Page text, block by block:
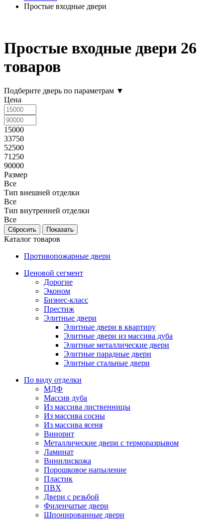
Простые входные двери
Простые входные двери 26
товаров
Подберите дверь по параметрам ▼
Цена
15000
33750
52500
71250
90000
Размер
Все
Тип внешней отделки
Все
Тип внутренней отделки
Все
Каталог товаров
Противопожарные двери
Ценовой сегмент
Дорогие
Эконом
Бизнес-класс
Престиж
Элитные двери
Элитные двери в квартиру
Элитные двери из массива дуба
Элитные металлические двери
Элитные парадные двери
Элитные стальные двери
По виду отделки
МДФ
Массив дуба
Из массива лиственницы
Из массива сосны
Из массива ясеня
Винорит
Металлические двери с терморазрывом
Ламинат
Винилискожа
Порошковое напыление
Пластик
ПВХ
Двери с резьбой
Филенчатые двери
Шпонированные двери